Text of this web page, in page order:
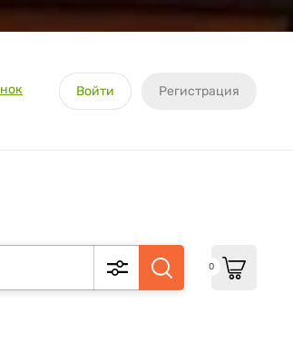
Войти Регистрация
0